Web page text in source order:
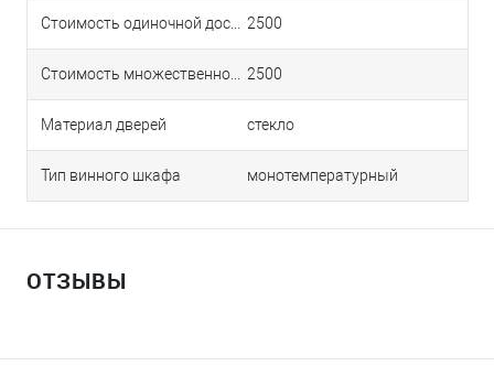
Стоимость одиночной доставки в Краснодаре 2500
Стоимость множественной доставки в Краснодаре 2500
Материал дверей стекло
Тип винного шкафа монотемпературный
ОТЗЫВЫ